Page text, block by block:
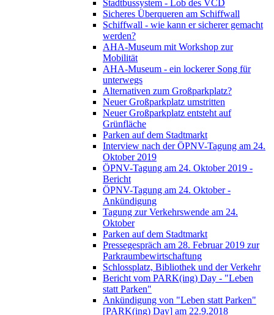
Stadtbussystem - Lob des VCD
Sicheres Überqueren am Schiffwall
Schiffwall - wie kann er sicherer gemacht
werden?
AHA-Museum mit Workshop zur
Mobilität
AHA-Museum - ein lockerer Song für
unterwegs
Alternativen zum Großparkplatz?
Neuer Großparkplatz umstritten
Neuer Großparkplatz entsteht auf
Grünfläche
Parken auf dem Stadtmarkt
Interview nach der ÖPNV-Tagung am 24.
Oktober 2019
ÖPNV-Tagung am 24. Oktober 2019 -
Bericht
ÖPNV-Tagung am 24. Oktober -
Ankündigung
Tagung zur Verkehrswende am 24.
Oktober
Parken auf dem Stadtmarkt
Pressegespräch am 28. Februar 2019 zur
Parkraumbewirtschaftung
Schlossplatz, Bibliothek und der Verkehr
Bericht vom PARK(ing) Day - "Leben
statt Parken"
Ankündigung von "Leben statt Parken"
[PARK(ing) Day] am 22.9.2018